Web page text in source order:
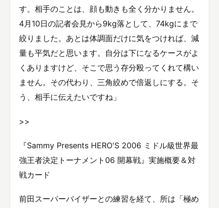
す。相手のことは、顔も動きも全く分かりません。
4月10日の記者会見から9kg落として、74kgにまで
絞りました。あとは体調面だけに気をつければ、減
量も平気だと思います。自分は下になるケースがよ
くありますけど、そこで思う存分殴ってくれて構い
ません。その代わり、三角絞めで倍返しにする。そ
う、相手に伝えたいですね」
>>
『Sammy Presents HERO'S 2006 ミドル級世界最
強王者決定トーナメント06 開幕戦』実施概要＆対
戦カード
前田スーパーバイザーとの練習を経て、所は「極め